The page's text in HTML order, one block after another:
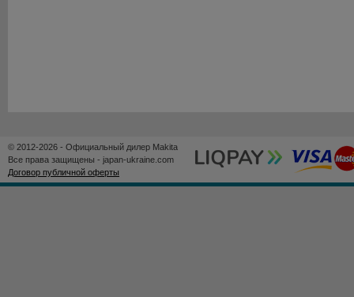
© 2012-2026 - Официальный дилер Makita
Все права защищены - japan-ukraine.com
Договор публичной оферты